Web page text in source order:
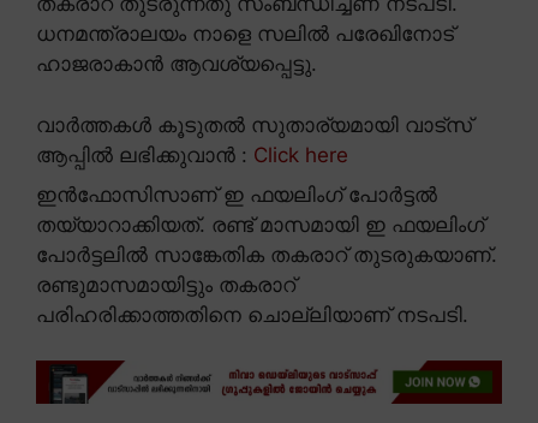
ധനമന്ത്രാലയം നാളെ സലിൽ പരേഖിനോട്
ഹാജരാകാൻ ആവശ്യപ്പെട്ടു.
വാർത്തകൾ കൂടുതൽ സുതാര്യമായി വാട്സ്
ആപ്പിൽ ലഭിക്കുവാൻ : Click here
ഇൻഫോസിസാണ് ഇ ഫയലിംഗ് പോർട്ടൽ
തയ്യാറാക്കിയത്. രണ്ട് മാസമായി ഇ ഫയലിംഗ്
പോർട്ടലിൽ സാങ്കേതിക തകരാറ് തുടരുകയാണ്.
രണ്ടുമാസമായിട്ടും തകരാറ്
പരിഹരിക്കാത്തതിനെ ചൊല്ലിയാണ് നടപടി.